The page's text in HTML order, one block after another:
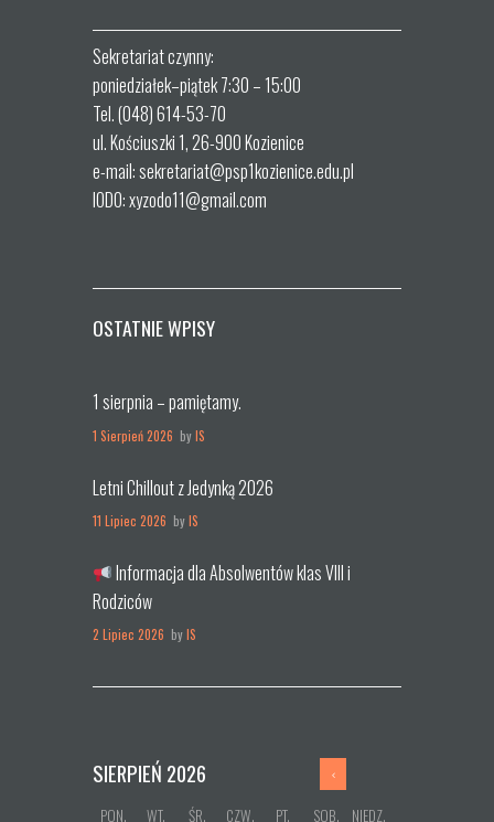
Sekretariat czynny:
poniedziałek–piątek 7:30 – 15:00
Tel. (048) 614-53-70
ul. Kościuszki 1, 26-900 Kozienice
e-mail: sekretariat@psp1kozienice.edu.pl
IODO: xyzodo11@gmail.com
OSTATNIE WPISY
1 sierpnia – pamiętamy.
1 Sierpień 2026 byIS
Letni Chillout z Jedynką 2026
11 Lipiec 2026 byIS
Informacja dla Absolwentów klas VIII i
Rodziców
2 Lipiec 2026 byIS
SIERPIEŃ 2026
PON. WT. ŚR. CZW. PT. SOB. NIEDZ.